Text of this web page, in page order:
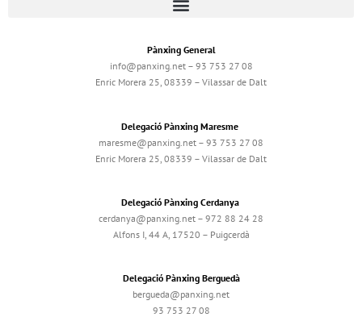
Pànxing General
info@panxing.net – 93 753 27 08
Enric Morera 25, 08339 – Vilassar de Dalt
Delegació Pànxing Maresme
maresme@panxing.net – 93 753 27 08
Enric Morera 25, 08339 – Vilassar de Dalt
Delegació Pànxing Cerdanya
cerdanya@panxing.net – 972 88 24 28
Alfons I, 44 A, 17520 – Puigcerdà
Delegació Pànxing Berguedà
bergueda@panxing.net
93 753 27 08